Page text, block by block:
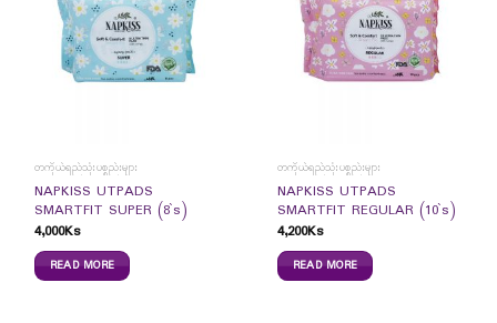
တကိုယ်ရည်သုံးပစ္စည်းများ
NAPKISS UTPADS
SMARTFIT SUPER (8`s)
4,000Ks
READ MORE
တကိုယ်ရည်သုံးပစ္စည်းများ
NAPKISS UTPADS
SMARTFIT REGULAR (10`s)
4,200Ks
READ MORE